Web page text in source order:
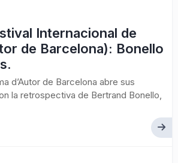
Internacional de
de Barcelona): Bonello
d’Autor de Barcelona abre sus
la retrospectiva de Bertrand Bonello,